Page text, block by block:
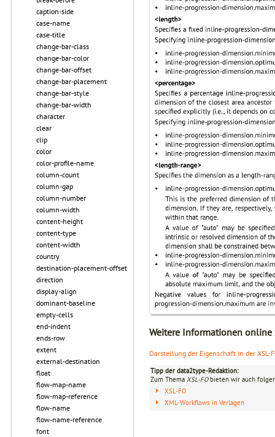
caption-side
case-name
case-title
change-bar-class
change-bar-color
change-bar-offset
change-bar-placement
change-bar-style
change-bar-width
character
clear
clip
color
color-profile-name
column-count
column-gap
column-number
column-width
content-height
content-type
content-width
country
destination-placement-offset
direction
display-align
dominant-baseline
empty-cells
end-indent
ends-row
extent
external-destination
float
flow-map-name
flow-map-reference
flow-name
flow-name-reference
font
Weitere Informationen online
Darstellung der Eigenschaft in der XSL-
Tipp der data2type-Redaktion:
Zum Thema XSL-FObieten wir auch
XSL-FO
XML-Workflows in Verlagen